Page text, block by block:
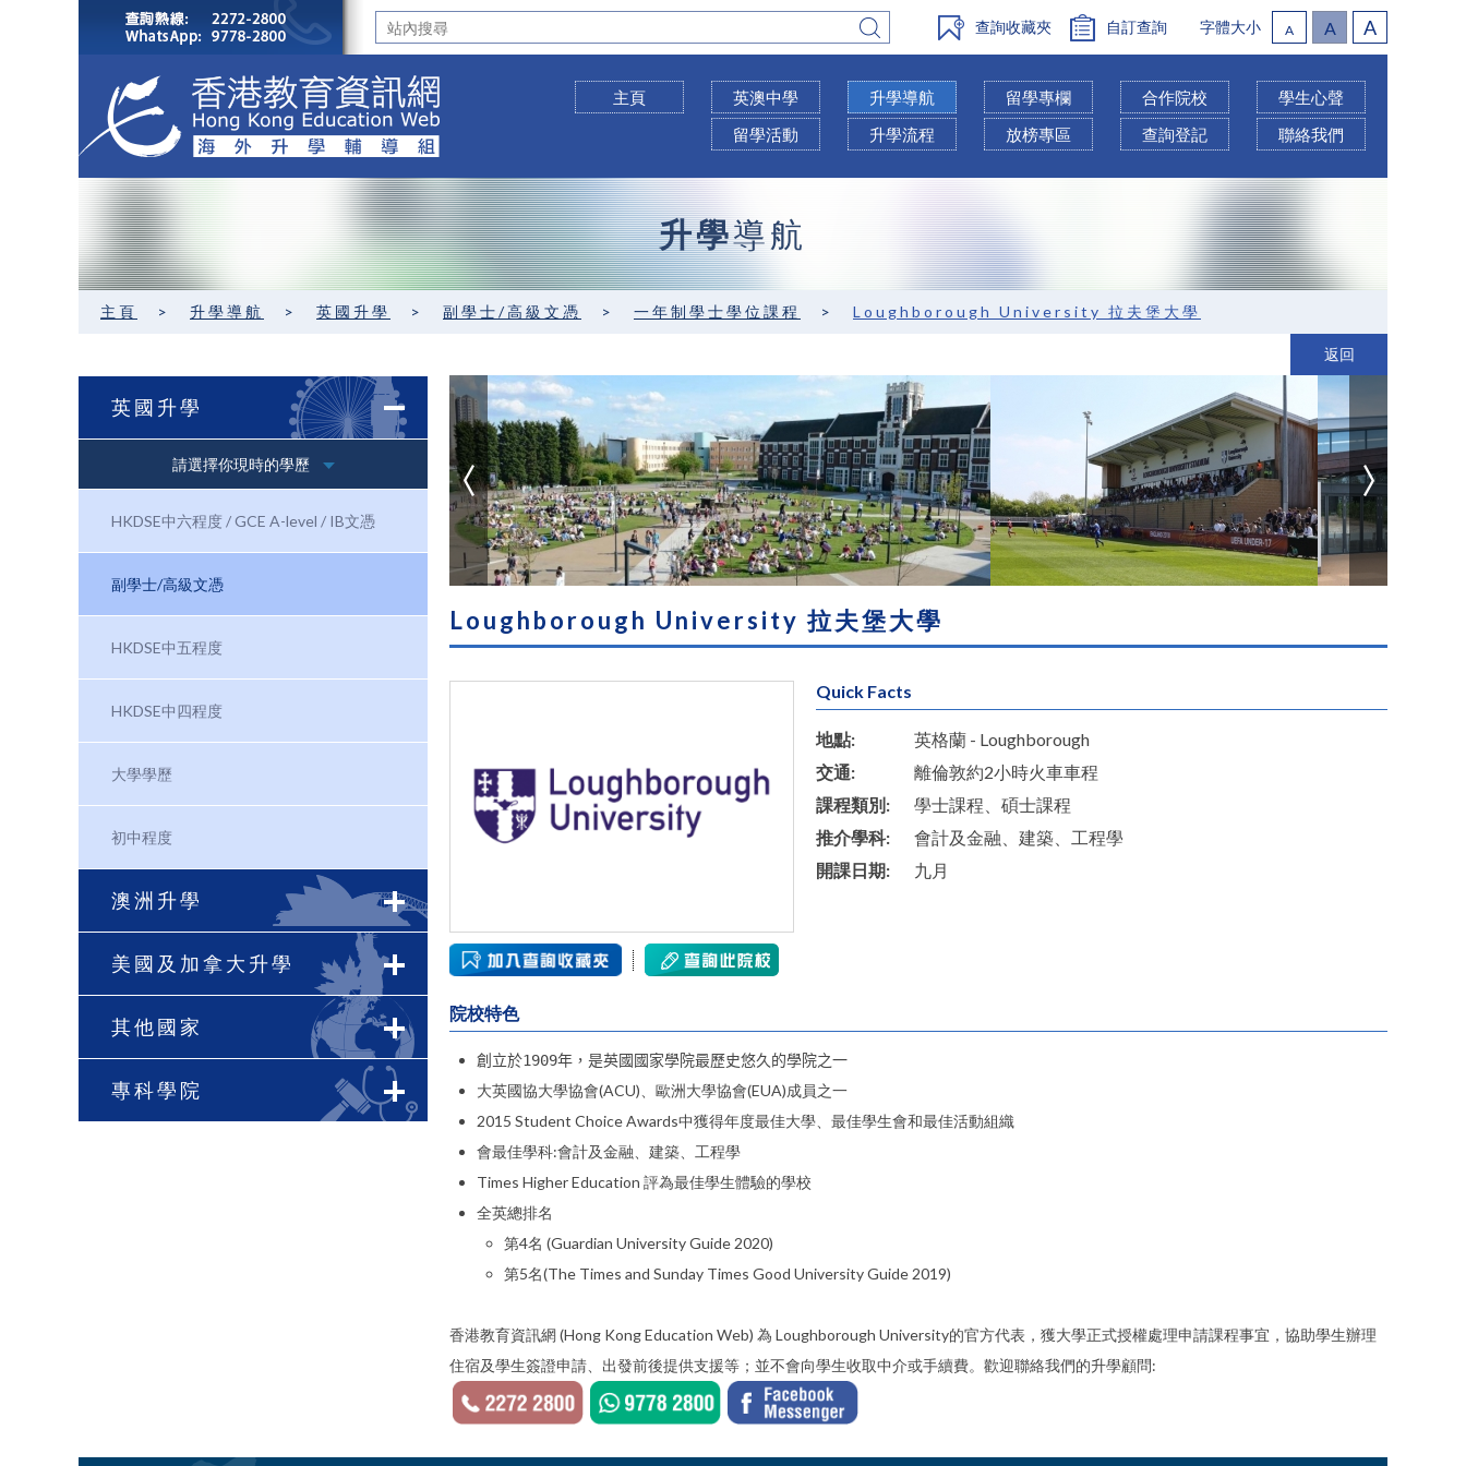
查詢收藏夾 自訂查詢 字體大小 A A A
升學導航
主頁 > 升學導航 > 英國升學 > 副學士/高級文憑 > 一年制學士學位課程 > Loughborough University 拉夫堡大學
返回
英國升學
請選擇你現時的學歷
HKDSE中六程度 / GCE A-level / IB文憑
副學士/高級文憑
HKDSE中五程度
HKDSE中四程度
大學學歷
初中程度
澳洲升學
美國及加拿大升學
其他國家
專科學院
Loughborough University 拉夫堡大學
Quick Facts
地點:
英格蘭 - Loughborough
交通:
離倫敦約2小時火車車程
課程類別:
學士課程、碩士課程
推介學科:
會計及金融、建築、工程學
開課日期:
九月
院校特色
創立於1909年，是英國國家學院最歷史悠久的學院之一
大英國協大學協會(ACU)、歐洲大學協會(EUA)成員之一
2015 Student Choice Awards中獲得年度最佳大學、最佳學生會和最佳活動組織
會最佳學科:會計及金融、建築、工程學
Times Higher Education 評為最佳學生體驗的學校
全英總排名
第4名 (Guardian University Guide 2020)
第5名(The Times and Sunday Times Good University Guide 2019)
香港教育資訊網 (Hong Kong Education Web) 為 Loughborough University的官方代表，獲大學正式授權處理申請課程事宜，協助學生辦理
住宿及學生簽證申請、出發前後提供支援等；並不會向學生收取中介或手續費。歡迎聯絡我們的升學顧問:
主頁 英澳中學 升學導航 留學專欄 合作院校
學生心聲
留學活動
升學流程 放榜專區 查詢登記 聯絡我們